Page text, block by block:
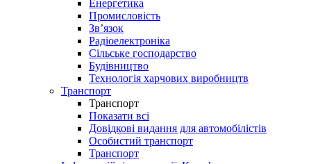
Енергетика
Промисловість
Зв’язок
Радіоелектроніка
Сільське господарство
Будівництво
Технологія харчових виробництв
Транспорт
Транспорт
Показати всі
Довідкові видання для автомобілістів
Особистий транспорт
Транспорт